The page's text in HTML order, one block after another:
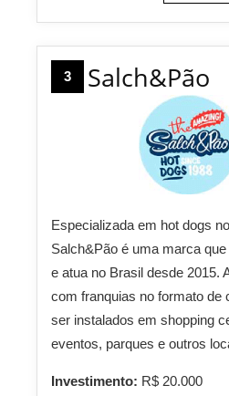
3 Salch&Pão
Especializada em hot dogs
Salch&Pão é uma marca
e atua no Brasil desde 2015.
com franquias no formato de
ser instalados em shopping
eventos, parques e outros
Investimento: R$ 20.000